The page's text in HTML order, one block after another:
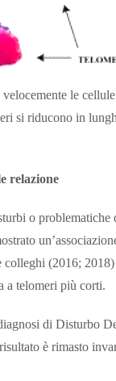
le
si riducono in
relazione
o
(2016;
a telomeri più corti.
di Disturbo
è rimasto